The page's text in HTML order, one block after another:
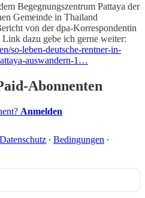
Begegnungszentrum Pattaya der
Gemeinde in Thailand
von der dpa-Korrespondentin
dazu gebe ich gerne weiter:
so-leben-deutsche-rentner-in-
auswandern-1…
Abonnenten
Anmelden
Datenschutz ∙ Bedingungen ∙